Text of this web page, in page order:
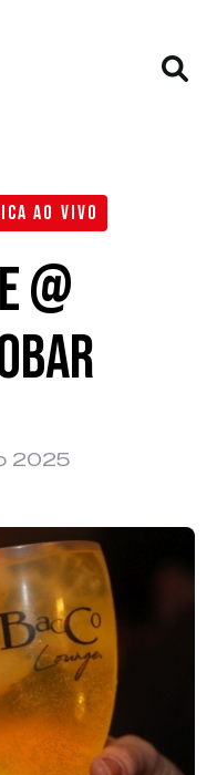
AO VIVO
@
2025